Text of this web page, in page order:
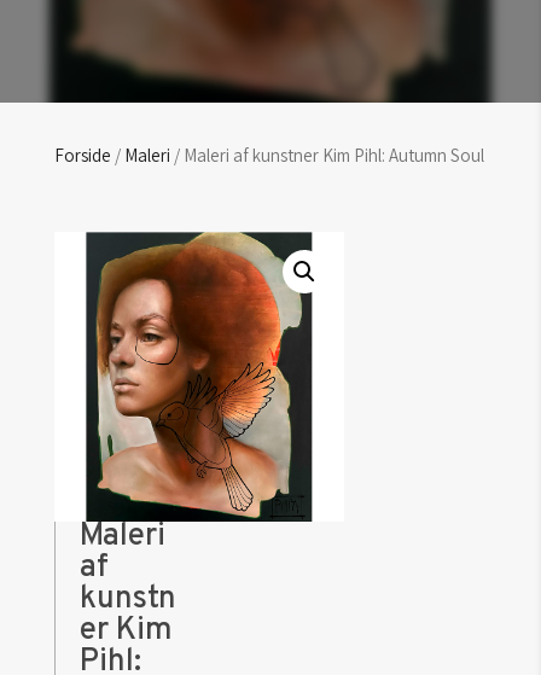
Forside / Maleri / Maleri af kunstner Kim Pihl: Autumn Soul
Maleri
af
kunstn
er Kim
Pihl: